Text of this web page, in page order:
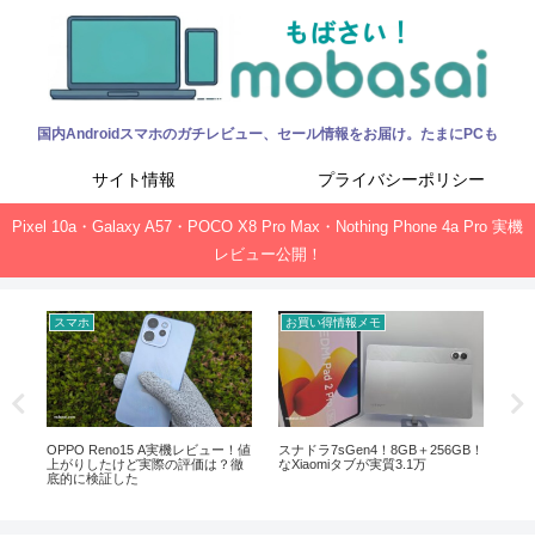
国内Androidスマホのガチレビュー、セール情報をお届け。たまにPCも
サイト情報 プライバシーポリシー
Pixel 10a・Galaxy A57・POCO X8 Pro Max・Nothing Phone 4a Pro 実機
レビュー公開！
スマホ
OPPO Reno15 A実機レビュー！値
上がりしたけど実際の評価は？徹
底的に検証した
お買い得情報メモ
スナドラ7sGen4！8GB＋256GB！
なXiaomiタブが実質3.1万